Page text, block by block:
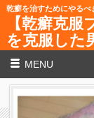
乾癬を治すためにやるべ
【乾癬克
を克服した
MENU